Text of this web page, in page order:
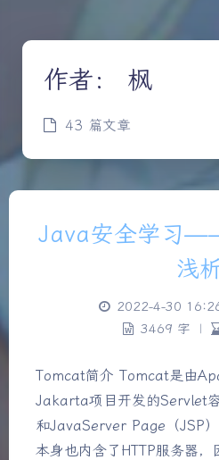
作者： 枫
43 篇文章
Java安全学习
浅
2022-4-30
3469 字
|
Tomcat简介 Tomcat是由
Jakarta项目开发的Servlet
和JavaServer Page（JSP
本身也内含了HTTP服务器